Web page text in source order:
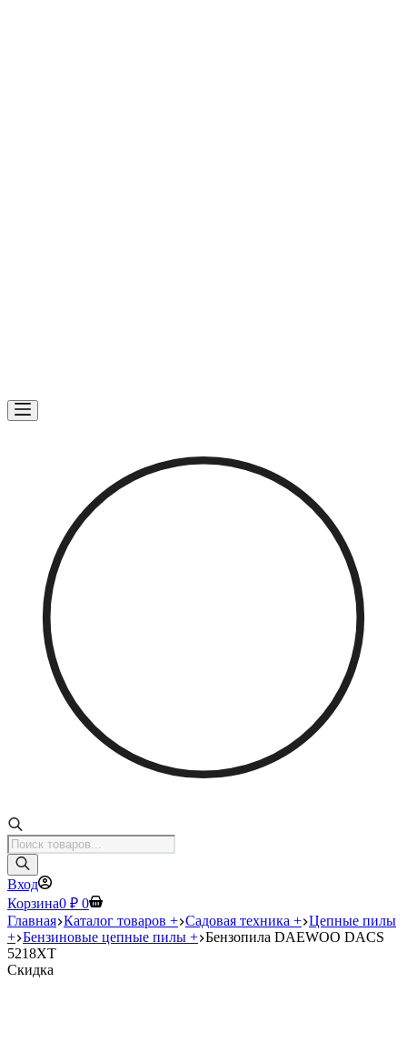
Поиск
товаров
Вход
Корзина0 ₽ 0
Главная Каталог товаров + Садовая техника + Цепные пилы
+ Бензиновые цепные пилы + Бензопила DAEWOO DACS
5218XT
Скидка